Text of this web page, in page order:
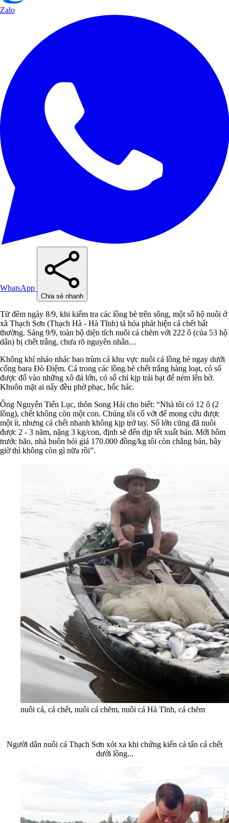
Zalo
WhatsApp
Chia sẻ nhanh
Từ đêm ngày 8/9, khi kiểm tra các lồng bè trên sông, một số hộ nuôi ở
xã Thạch Sơn (Thạch Hà - Hà Tĩnh) tá hỏa phát hiện cá chết bất
thường. Sáng 9/9, toàn bộ diện tích nuôi cá chẽm với 222 ô (của 53 hộ
dân) bị chết trắng, chưa rõ nguyên nhân…
Không khí nháo nhác bao trùm cả khu vực nuôi cá lồng bè ngay dưới
cống bara Đò Điệm. Cá trong các lồng bè chết trắng hàng loạt, có số
được đổ vào những xô đá lớn, có số chỉ kịp trải bạt để ném lên bờ.
Khuôn mặt ai nấy đều phờ phạc, hốc hác.
Ông Nguyễn Tiến Lục, thôn Song Hải cho biết: “Nhà tôi có 12 ô (2
lồng), chết không còn một con. Chúng tôi cố vớt để mong cứu được
một ít, nhưng cá chết nhanh không kịp trở tay. Số lớn cũng đã nuôi
được 2 - 3 năm, nặng 3 kg/con, định sẽ đến dịp tết xuất bán. Mới hôm
trước bão, nhà buôn hỏi giá 170.000 đồng/kg tôi còn chẳng bán, bây
giờ thì không còn gì nữa rồi”.
nuôi cá, cá chết, nuôi cá chẽm, nuôi cá Hà Tĩnh, cá chẽm
Người dân nuôi cá Thạch Sơn xót xa khi chứng kiến cả tấn cá chết
dưới lồng...